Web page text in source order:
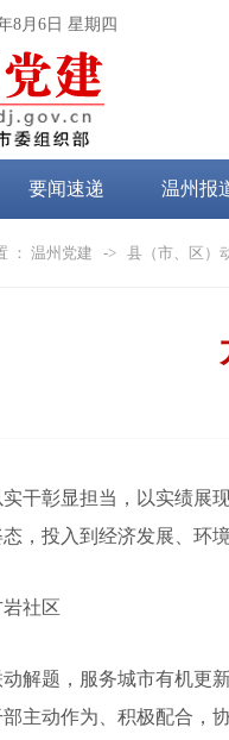
8月6日 星期四
要闻速递 温州报
教育
： 温州党建 -> 县（市、区）
彰显担当，以实绩展现
，投入到经济发展、环
社区
题，服务城市有机更新
主动作为、积极配合，